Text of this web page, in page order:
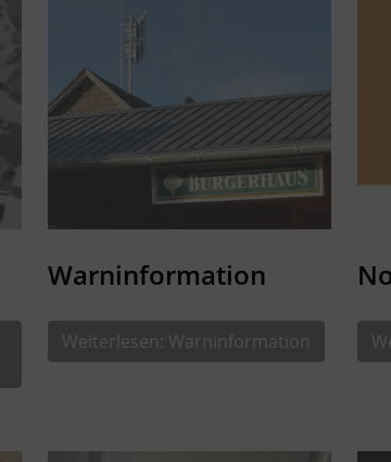
Warninformation
Weiterlesen: Warninformation